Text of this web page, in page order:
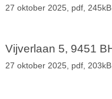
27 oktober 2025, pdf, 245kB
Vijverlaan 5, 9451
27 oktober 2025, pdf, 203kB